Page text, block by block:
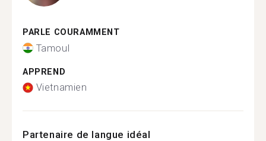
PARLE COURAMMENT
Tamoul
APPREND
Vietnamien
Partenaire de langue idéal